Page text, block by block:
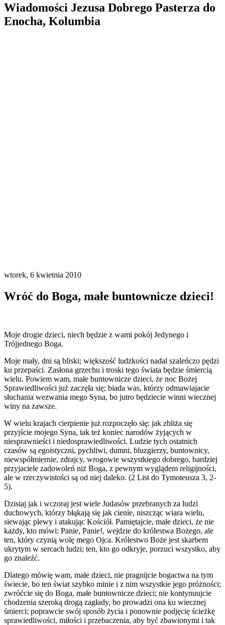
Wiadomości Jezusa Dobrego Pasterza do
Enocha, Kolumbia
wtorek, 6 kwietnia 2010
Wróć do Boga, małe buntownicze dzieci!
Moje drogie dzieci, niech będzie z wami pokój Jedynego i
Trójjednego Boga.
Moje mały, dni są bliski; większość ludzkości nadal szaleńczo pędzi
ku przepaści. Zasłona grzechu i troski tego świata będzie śmiercią
wielu. Powiem wam, małe buntownicze dzieci, że noc Bożej
Sprawiedliwości już zaczęła się; biada was, którzy odmawiajacie
słuchania wezwania mego Syna, bo jutro będziecie winni wiecznej
winy na zawsze.
W wielu krajach cierpienie już rozpoczęło się; jak zbliża się
przyjście mojego Syna, tak też koniec narodów żyjących w
niesprawnieści i niedosprawiedliwości. Ludzie tych ostatnich
czasów są egoistyczni, pychliwi, dumni, bluzgierzy, buntownicy,
niewspółmiernie, zdrajcy, wrogowie wszystkiego dobrego, bardziej
przyjaciele zadowoleń niż Boga, z pewnym wyglądem religijności,
ale w rzeczywistości są od niej daleko. (2 List do Tymoteusza 3, 2-
5).
Dzisiaj jak i wczoraj jest wiele Judasów przebranych za ludzi
duchowych, którzy błąkają się jak cienie, niszcząc wiara wielu,
siewając plewy i atakując Kościół. Pamiętajcie, małe dzieci, że nie
każdy, kto mówi: Panie, Panie!, wejdzie do królestwa Bożego, ale
ten, który czynią wolę mego Ojca. Królestwo Boże jest skarbem
ukrytym w sercach ludzi; ten, kto go odkryje, porzuci wszystko, aby
go znaleźć.
Dlatego mówię wam, małe dzieci, nie pragnijcie bogactwa na tym
świecie, bo ten świat szybko minie i z nim wszystkie jego próżności;
zwróćcie się do Boga, małe buntownicze dzieci; nie kontynuujcie
chodzenia szeroką drogą zagłady, bo prowadzi ona ku wiecznej
śmierci; poprawcie swój sposób życia i ponownie podjęcię ścieżkę
sprawiedliwości, miłości i przebaczenia, aby być zbawionymi i tak